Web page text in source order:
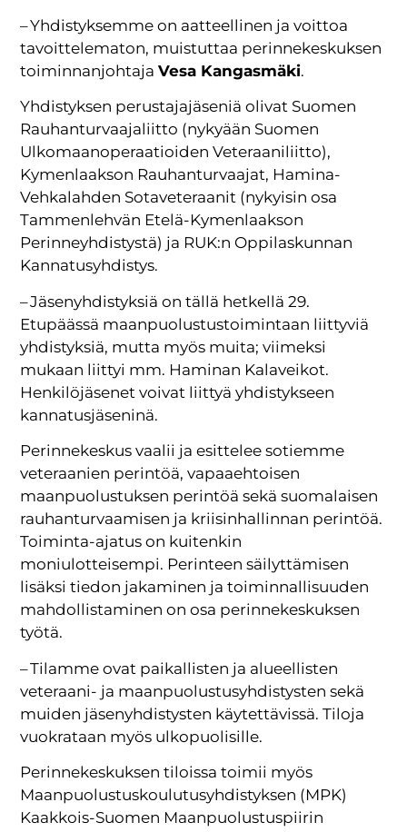
– Yhdistyksemme on aatteellinen ja voittoa
tavoittelematon, muistuttaa perinnekeskuksen
toiminnanjohtajaVesa Kangasmäki.
Yhdistyksen perustajajäseniä olivat Suomen
Rauhanturvaajaliitto (nykyään Suomen
Ulkomaanoperaatioiden Veteraaniliitto),
Kymenlaakson Rauhanturvaajat, Hamina-
Vehkalahden Sotaveteraanit (nykyisin osa
Tammenlehvän Etelä-Kymenlaakson
Perinneyhdistystä) ja RUK:n Oppilaskunnan
Kannatusyhdistys.
– Jäsenyhdistyksiä on tällä hetkellä 29.
Etupäässä maanpuolustustoimintaan liittyviä
yhdistyksiä, mutta myös muita; viimeksi
mukaan liittyi mm. Haminan Kalaveikot.
Henkilöjäsenet voivat liittyä yhdistykseen
kannatusjäseninä.
Perinnekeskus vaalii ja esittelee sotiemme
veteraanien perintöä, vapaaehtoisen
maanpuolustuksen perintöä sekä suomalaisen
rauhanturvaamisen ja kriisinhallinnan perintöä.
Toiminta-ajatus on kuitenkin
moniulotteisempi. Perinteen säilyttämisen
lisäksi tiedon jakaminen ja toiminnallisuuden
mahdollistaminen on osa perinnekeskuksen
työtä.
– Tilamme ovat paikallisten ja alueellisten
veteraani- ja maanpuolustusyhdistysten sekä
muiden jäsenyhdistysten käytettävissä. Tiloja
vuokrataan myös ulkopuolisille.
Perinnekeskuksen tiloissa toimii myös
Maanpuolustuskoulutusyhdistyksen (MPK)
Kaakkois-Suomen Maanpuolustuspiirin